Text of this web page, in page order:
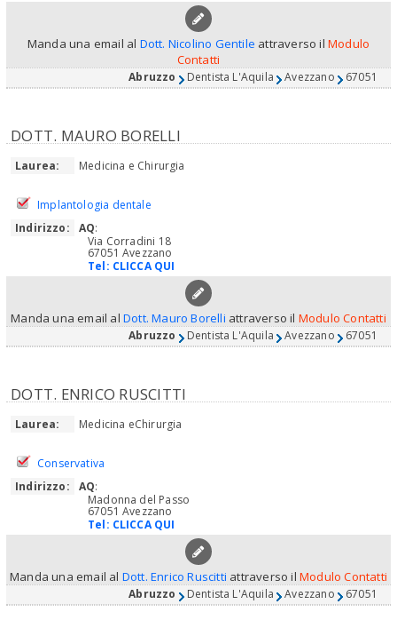
Manda una email al Dott. Nicolino Gentile attraverso il Modulo
Contatti
Abruzzo Dentista L'Aquila Avezzano 67051
DOTT. MAURO BORELLI
Laurea: Medicina e Chirurgia
Implantologia dentale
Indirizzo:
AQ:
Via Corradini 18
67051 Avezzano
Tel: CLICCA QUI
Manda una email alDott. Mauro Borelli attraverso il Modulo Contatti
Abruzzo Dentista L'Aquila Avezzano 67051
DOTT. ENRICO RUSCITTI
Laurea: Medicina eChirurgia
Conservativa
Indirizzo:
AQ:
Madonna del Passo
67051 Avezzano
Tel: CLICCA QUI
Manda una email al Dott. Enrico Ruscitti attraverso il Modulo Contatti
Abruzzo Dentista L'Aquila Avezzano 67051